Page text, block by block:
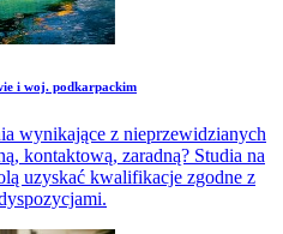
i woj. podkarpackim
wynikające z nieprzewidzianych
kontaktową, zaradną? Studia na
uzyskać kwalifikacje zgodne z